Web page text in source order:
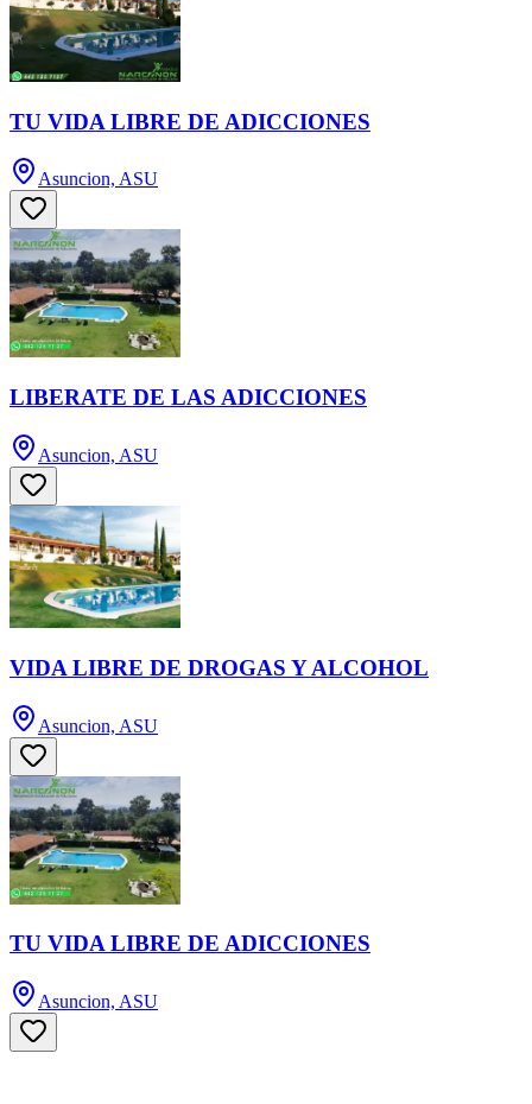
TU VIDA LIBRE DE ADICCIONES
Asuncion, ASU
LIBERATE DE LAS ADICCIONES
Asuncion, ASU
VIDA LIBRE DE DROGAS Y ALCOHOL
Asuncion, ASU
TU VIDA LIBRE DE ADICCIONES
Asuncion, ASU